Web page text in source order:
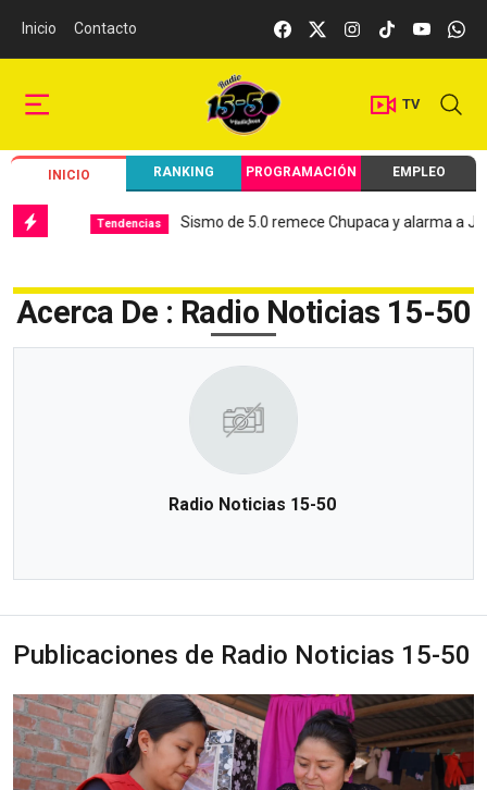
Inicio Contacto
TV
INICIO RANKING PROGRAMACIÓN EMPLEO
Tendencias Sismo de 5.0 remece Chupaca y alarma a Junín Local
Acerca De : Radio Noticias 15-50
Radio Noticias 15-50
Publicaciones de Radio Noticias 15-50